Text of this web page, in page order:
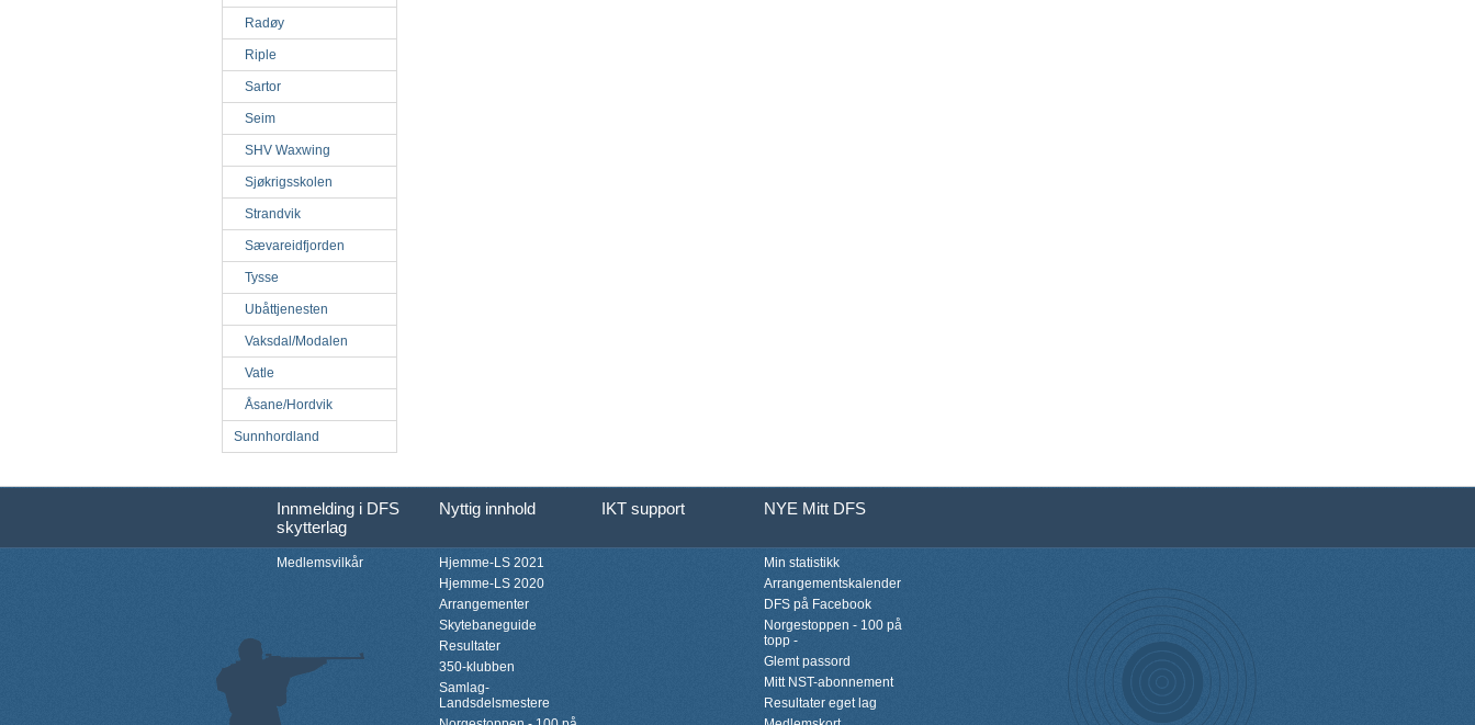
Radøy
Riple
Sartor
Seim
SHV Waxwing
Sjøkrigsskolen
Strandvik
Sævareidfjorden
Tysse
Ubåttjenesten
Vaksdal/Modalen
Vatle
Åsane/Hordvik
Sunnhordland
Innmelding i DFS
skytterlag
Nyttig innhold IKT support NYE Mitt DFS
Medlemsvilkår
Hjemme-LS 2021
Hjemme-LS 2020
Arrangementer
Skytebaneguide
Resultater
350-klubben
Samlag-
Landsdelsmestere
Min statistikk
Arrangementskalender
DFS på Facebook
Norgestoppen - 100 på
topp -
Glemt passord
Mitt NST-abonnement
Resultater eget lag